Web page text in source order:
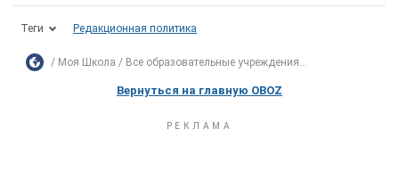
Теги Редакционная политика
Моя Школа Все образовательные учреждения...
Вернуться на главную OBOZ